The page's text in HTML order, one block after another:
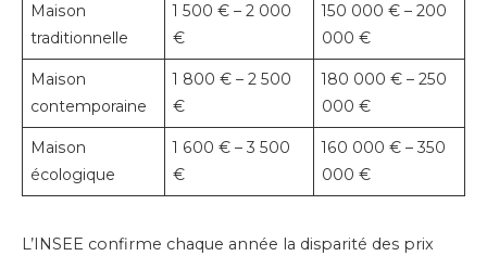
Maison
traditionnelle
1 500 € – 2 000
€
150 000 € – 200
000 €
Maison
contemporaine
1 800 € – 2 500
€
180 000 € – 250
000 €
Maison
écologique
1 600 € – 3 500
€
160 000 € – 350
000 €
L’INSEE confirme chaque année la disparité des prix